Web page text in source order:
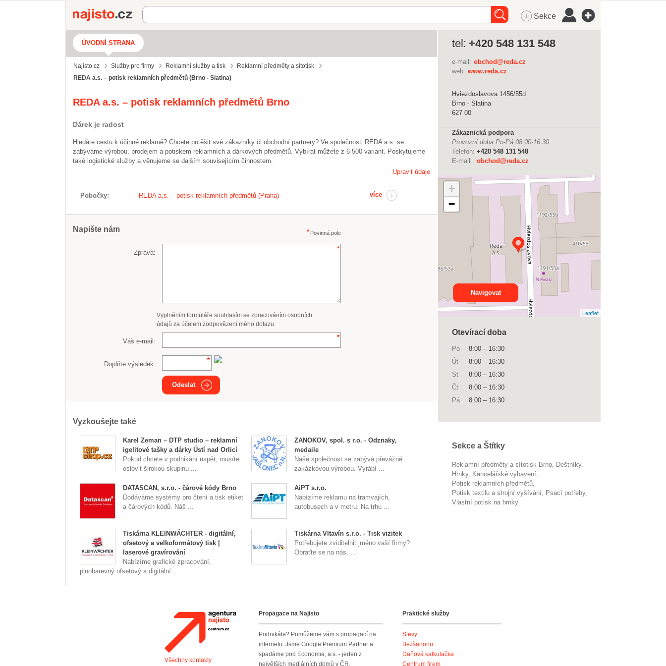
Najisto.cz Sekce
ÚVODNÍ STRANA
Najisto.cz Služby pro firmy Reklamní služby a tisk
Reklamní předměty a sítotisk
REDA a.s. – potisk reklamních předmětů (Brno - Slatina)
REDA a.s. – potisk reklamních předmětů Brno
Dárek je radost
Hledáte cestu k účinné reklamě? Chcete potěšit své zákazníky či obchodní partnery? Ve společnosti REDA a.s. se
zabýváme výrobou, prodejem a potiskem reklamních a dárkových předmětů. Vybírat můžete z 6 500 variant. Poskytujeme
také logistické služby a věnujeme se dalším souvisejícím činnostem.
Upravit údaje
Pobočky REDA a.s. – potisk reklamních předmětů (Praha) více
Napište nám Povinná pole
Zpráva:
Vyplněním formuláře souhlasím se zpracováním osobních
údajů za účelem zodpovězení mého dotazu.
Váš e-mail:
Doplňte výsledek:
Odeslat
Vyzkoušejte také
Karel Zeman – DTP studio – reklamní
igelitové tašky a dárky Ústí nad Orlicí
Pokud chcete v podnikání uspět, musíte
oslovit širokou skupinu ...
ZANOKOV, spol. s r.o. - Odznaky,
medaile
Naše společnost se zabývá převážně
zakázkovou výrobou. Vyrábí ...
DATASCAN, s.r.o. - čárové kódy Brno
Dodáváme systémy pro čtení a tisk etiket
a čárových kódů. Náš ...
AiPT s.r.o.
Nabízíme reklamu na tramvajích,
autobusech a v metru. Na trhu ...
Tiskárna KLEINWÄCHTER - digitální,
ofsetový a velkoformátový tisk |
laserové gravírování
Nabízíme grafické zpracování,
plnobarevný ofsetový a digitální ...
Tiskárna Vltavín s.r.o. - Tisk vizitek
Potřebujete zviditelnit jméno vaší firmy?
Obraťte se na nás. ...
tel: +420 548 131 548
e-mail: obchod@reda.cz
web: www.reda.cz
Hviezdoslavova 1456/55d
Brno - Slatina
627 00
Zákaznická podpora
Provozní doba Po-Pá 08:00-16:30
Telefon: +420 548 131 548
E-mail:
obchod@reda.cz
+
−
Leaflet
Navigovat
Otevírací doba
Po 8:00 – 16:30
Út
8:00 – 16:30
St
8:00 – 16:30
Čt
8:00 – 16:30
Pá
8:00 – 16:30
Sekce a Štítky
Reklamní předměty a sítotisk Brno
deštníky
hrnky
kancelářské vybavení
potisk reklamních předmětů
Potisk textilu a strojní vyšívání
psací potřeby
vlastní potisk na hrnky
Agentura Najisto
Všechny kontakty
Propagace na Najisto
Podnikáte? Pomůžeme vám s propagací na
internetu. Jsme Google Premium Partner a
spadáme pod Economia, a.s. - jeden z
největších mediálních domů v ČR.
Praktické služby
Slevy
Bezšanonu
Daňová kalkulačka
Centrum firem